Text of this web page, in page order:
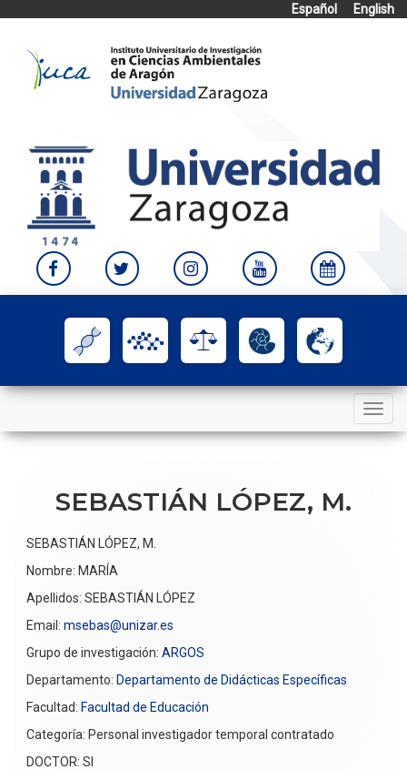
Español
English
content
Toggle
navigation
SEBASTIÁN LÓPEZ, M.
SEBASTIÁN LÓPEZ, M.
Nombre: MARÍA
Apellidos: SEBASTIÁN LÓPEZ
Email: msebas@unizar.es
Grupo de investigación: ARGOS
Departamento: Departamento de Didácticas Específicas
Facultad: Facultad de Educación
Categoría: Personal investigador temporal contratado
DOCTOR: SI